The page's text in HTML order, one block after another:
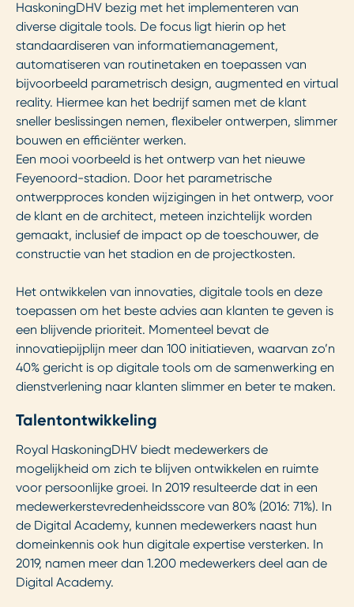
HaskoningDHV bezig met het implementeren van
diverse digitale tools. De focus ligt hierin op het
standaardiseren van informatiemanagement,
automatiseren van routinetaken en toepassen van
bijvoorbeeld parametrisch design, augmented en virtual
reality. Hiermee kan het bedrijf samen met de klant
sneller beslissingen nemen, flexibeler ontwerpen, slimmer
bouwen en efficiënter werken.
Een mooi voorbeeld is het ontwerp van het nieuwe
Feyenoord-stadion. Door het parametrische
ontwerpproces konden wijzigingen in het ontwerp, voor
de klant en de architect, meteen inzichtelijk worden
gemaakt, inclusief de impact op de toeschouwer, de
constructie van het stadion en de projectkosten.
Het ontwikkelen van innovaties, digitale tools en deze
toepassen om het beste advies aan klanten te geven is
een blijvende prioriteit. Momenteel bevat de
innovatiepijplijn meer dan 100 initiatieven, waarvan zo’n
40% gericht is op digitale tools om de samenwerking en
dienstverlening naar klanten slimmer en beter te maken.
Talentontwikkeling
Royal HaskoningDHV biedt medewerkers de
mogelijkheid om zich te blijven ontwikkelen en ruimte
voor persoonlijke groei. In 2019 resulteerde dat in een
medewerkerstevredenheidsscore van 80% (2016: 71%). In
de Digital Academy, kunnen medewerkers naast hun
domeinkennis ook hun digitale expertise versterken. In
2019, namen meer dan 1.200 medewerkers deel aan de
Digital Academy.